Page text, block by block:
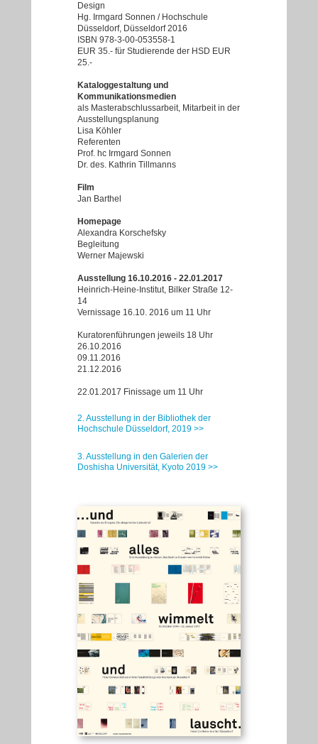
Design
​Hg. Irmgard Sonnen / Hochschule
Düsseldorf, Düsseldorf 2016
ISBN 978-3-00-053558-1
EUR 35.- für Studierende der HSD EUR
25.-
Kataloggestaltung und
Kommunikationsmedien
als Masterabschlussarbeit, Mitarbeit in der
Ausstellungsplanung
Lisa Köhler
Referenten
Prof. hc Irmgard Sonnen
Dr. des. Kathrin Tillmanns
Film
Jan Barthel
Homepage
Alexandra Korschefsky
Begleitung
Werner Majewski
Ausstellung 16.10.2016 - 22.01.2017
Heinrich-Heine-Institut, Bilker Straße 12-
14
Vernissage 16.10. 2016 um 11 Uhr
Kuratorenführungen jeweils 18 Uhr
26.10.2016
09.11.2016
21.12.2016
22.01.2017 Finissage um 11 Uhr
2. Ausstellung in der Bibliothek der
Hochschule Düsseldorf, 2019 >>
3. Ausstellung in den Galerien der
Doshisha Universität, Kyoto 2019 >>